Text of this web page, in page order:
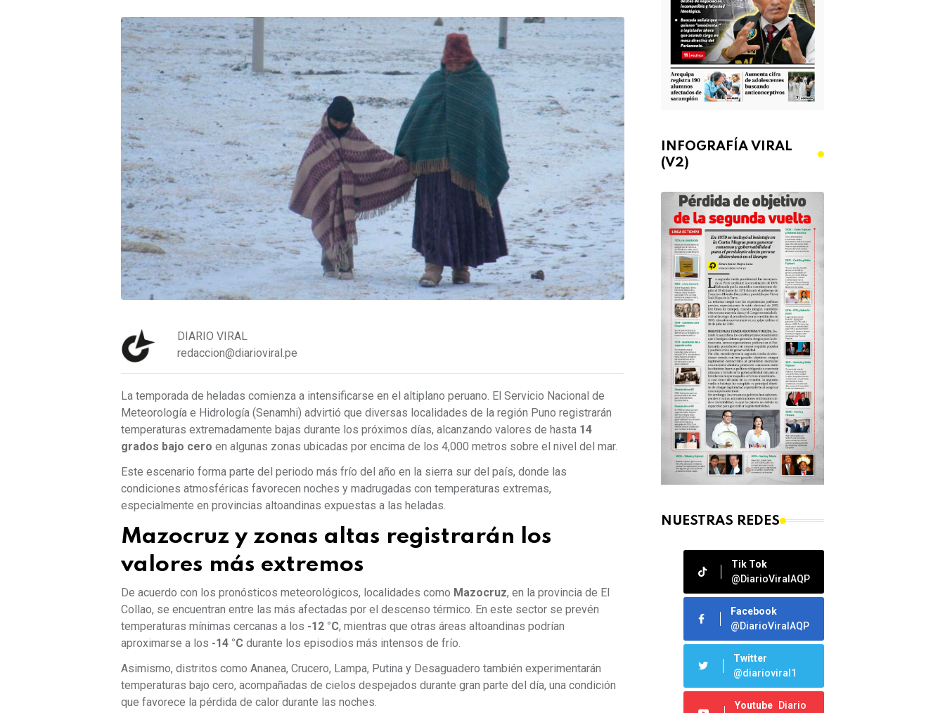
DIARIO VIRAL
redaccion@diarioviral.pe
La temporada de heladas comienza a intensificarse en el altiplano peruano. El Servicio Nacional de
Meteorología e Hidrología (Senamhi) advirtió que diversas localidades de la región Puno registrarán
temperaturas extremadamente bajas durante los próximos días, alcanzando valores de hasta 14
grados bajo cero en algunas zonas ubicadas por encima de los 4,000 metros sobre el nivel del mar.
Este escenario forma parte del periodo más frío del año en la sierra sur del país, donde las
condiciones atmosféricas favorecen noches y madrugadas con temperaturas extremas,
especialmente en provincias altoandinas expuestas a las heladas.
Mazocruz y zonas altas registrarán los
valores más extremos
De acuerdo con los pronósticos meteorológicos, localidades como Mazocruz, en la provincia de El
Collao, se encuentran entre las más afectadas por el descenso térmico. En este sector se prevén
temperaturas mínimas cercanas a los -12 °C, mientras que otras áreas altoandinas podrían
aproximarse a los -14 °C durante los episodios más intensos de frío.
Asimismo, distritos como Ananea, Crucero, Lampa, Putina y Desaguadero también experimentarán
temperaturas bajo cero, acompañadas de cielos despejados durante gran parte del día, una condición
que favorece la pérdida de calor durante las noches.
INFOGRAFÍA VIRAL
(V2)
NUESTRAS REDES
Tik Tok
@DiarioViralAQP
Facebook
@DiarioViralAQP
Twitter
@diarioviral1
Youtube
Diario